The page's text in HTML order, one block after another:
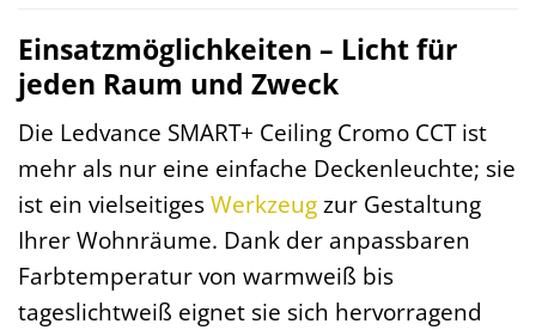
Einsatzmöglichkeiten – Licht für
jeden Raum und Zweck
Die Ledvance SMART+ Ceiling Cromo CCT ist
mehr als nur eine einfache Deckenleuchte; sie
ist ein vielseitigesWerkzeugzur Gestaltung
Ihrer Wohnräume. Dank der anpassbaren
Farbtemperatur von warmweiß bis
tageslichtweiß eignet sie sich hervorragend